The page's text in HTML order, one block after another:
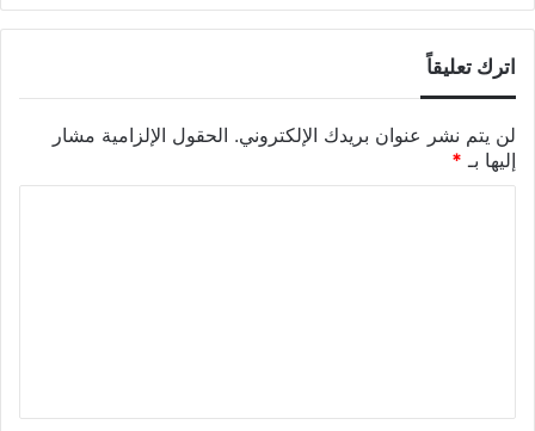
اترك تعليقاً
لن يتم نشر عنوان بريدك الإلكتروني. الحقول الإلزامية مشار
إليها بـ *